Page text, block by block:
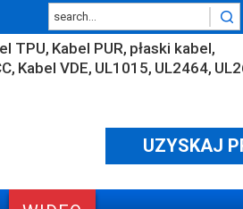
TPU Kabel PUR płaski kabel
Kabel VDE UL1015 UL2464
UZYSKAJ